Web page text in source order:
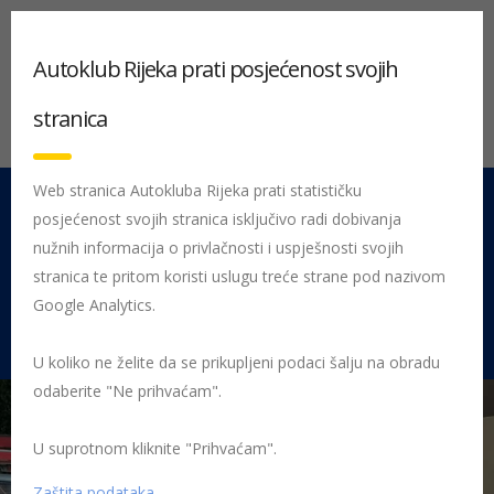
051 212 442 Centrala
Pon - Pet 08:00 - 16:00
Rujevica 9/1, 51000 Rijeka
Početna Posljednje objavljene novosti
Autoklub Rijeka prati posjećenost svojih
stranica
Web stranica Autokluba Rijeka prati statističku
posjećenost svojih stranica isključivo radi dobivanja
nužnih informacija o privlačnosti i uspješnosti svojih
stranica te pritom koristi uslugu treće strane pod nazivom
Google Analytics.
U koliko ne želite da se prikupljeni podaci šalju na obradu
odaberite "Ne prihvaćam".
U suprotnom kliknite "Prihvaćam".